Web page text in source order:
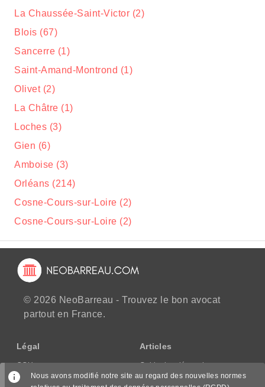
La Chaussée-Saint-Victor (2)
Blois (67)
Sancerre (1)
Saint-Amand-Montrond (1)
Olivet (2)
La Châtre (1)
Loches (3)
Gien (6)
Amboise (3)
Orléans (214)
Cosne-Cours-sur-Loire (2)
Cosne-Cours-sur-Loire (2)
© 2026 NeoBarreau - Trouvez le bon avocat
partout en France.
Légal
CGU
CGV/CPPS
Articles
Guide des démarches
Nous avons modifié notre site au regard des nouvelles normes